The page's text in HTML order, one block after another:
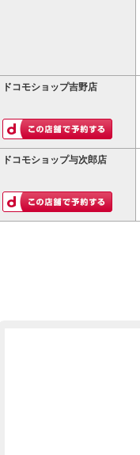
ドコモショップ吉野店
ドコモショップ与次郎店